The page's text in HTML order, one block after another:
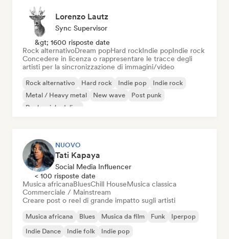
Lorenzo Lautz
Sync Supervisor
&gt; 1600 risposte date
Rock alternativoDream popHard rockIndie popIndie rock
Concedere in licenza o rappresentare le tracce degli
artisti per la sincronizzazione di immagini/video
Rock alternativo Hard rock Indie pop
Indie rock
Metal / Heavy metal
New wave
Post punk
Rock psichedelico
NUOVO
Tati Kapaya
Social Media Influencer
< 100 risposte date
Musica africanaBluesChill HouseMusica classica
Commerciale / Mainstream
Creare post o reel di grande impatto sugli artisti
Musica africana Blues Musica da film Funk
Iperpop
Indie Dance
Indie folk Indie pop